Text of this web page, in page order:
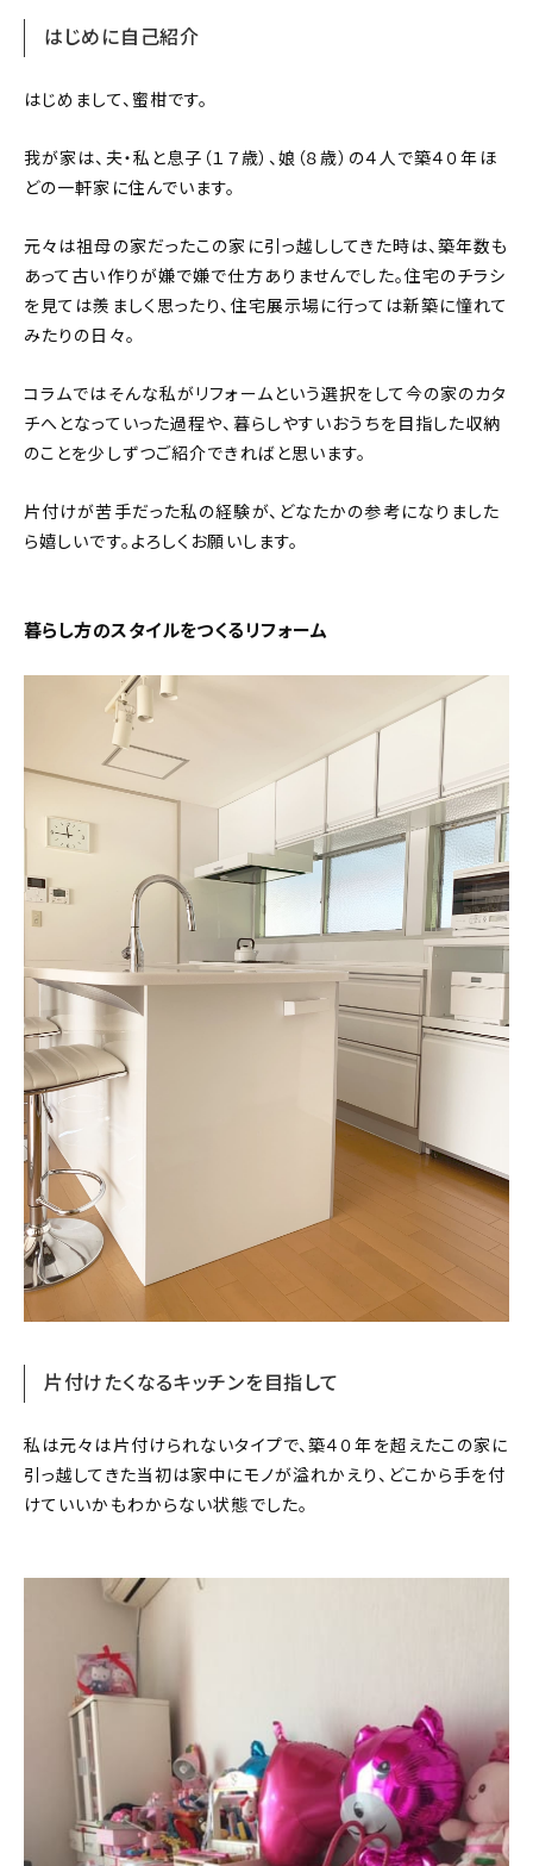
はじめに自己紹介
はじめまして、蜜柑です。
我が家は、夫・私と息子（１７歳）、娘（８歳）の４人で築４０年ほ
どの一軒家に住んでいます。
元々は祖母の家だったこの家に引っ越ししてきた時は、築年数も
あって古い作りが嫌で嫌で仕方ありませんでした。住宅のチラシ
を見ては羨ましく思ったり、住宅展示場に行っては新築に憧れて
みたりの日々。
コラムではそんな私がリフォームという選択をして今の家のカタ
チへとなっていった過程や、暮らしやすいおうちを目指した収納
のことを少しずつご紹介できればと思います。
片付けが苦手だった私の経験が、どなたかの参考になりました
ら嬉しいです。よろしくお願いします。
暮らし方のスタイルをつくるリフォーム
片付けたくなるキッチンを目指して
私は元々は片付けられないタイプで、築４０年を超えたこの家に
引っ越してきた当初は家中にモノが溢れかえり、どこから手を付
けていいかもわからない状態でした。